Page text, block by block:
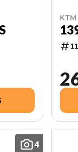
KTM
4